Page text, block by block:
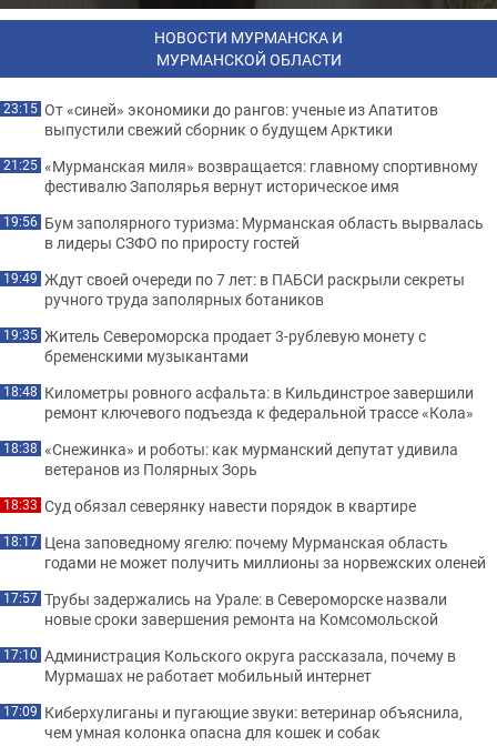
НОВОСТИ МУРМАНСКА И
МУРМАНСКОЙ ОБЛАСТИ
23:15 От «синей» экономики до рангов: ученые из Апатитов
выпустили свежий сборник о будущем Арктики
21:25 «Мурманская миля» возвращается: главному спортивному
фестивалю Заполярья вернут историческое имя
19:56 Бум заполярного туризма: Мурманская область вырвалась
в лидеры СЗФО по приросту гостей
19:49 Ждут своей очереди по 7 лет: в ПАБСИ раскрыли секреты
ручного труда заполярных ботаников
19:35 Житель Североморска продает 3-рублевую монету с
бременскими музыкантами
18:48 Километры ровного асфальта: в Кильдинстрое завершили
ремонт ключевого подъезда к федеральной трассе «Кола»
18:38 «Снежинка» и роботы: как мурманский депутат удивила
ветеранов из Полярных Зорь
18:33 Суд обязал северянку навести порядок в квартире
18:17 Цена заповедному ягелю: почему Мурманская область
годами не может получить миллионы за норвежских оленей
17:57 Трубы задержались на Урале: в Североморске назвали
новые сроки завершения ремонта на Комсомольской
17:10 Администрация Кольского округа рассказала, почему в
Мурмашах не работает мобильный интернет
17:09 Киберхулиганы и пугающие звуки: ветеринар объяснила,
чем умная колонка опасна для кошек и собак